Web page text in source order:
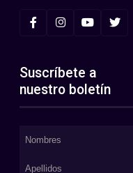
Suscríbete a
nuestro boletín